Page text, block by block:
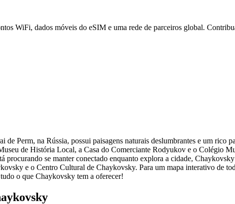
WiFi, dados móveis do eSIM e uma rede de parceiros global.
Perm, na Rússia, possui paisagens naturais deslumbrantes e um rico
de História Local, a Casa do Comerciante Rodyukov e o Colégio
procurando se manter conectado enquanto explora a cidade,
e o Centro Cultural de Chaykovsky. Para um mapa interativo de
o que Chaykovsky tem a oferecer!